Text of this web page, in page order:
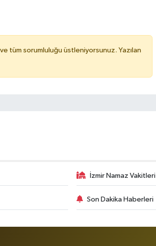
tüm sorumluluğu üstleniyorsunuz. Yazılan
İzmir Namaz Vakitleri
Son Dakika Haberleri